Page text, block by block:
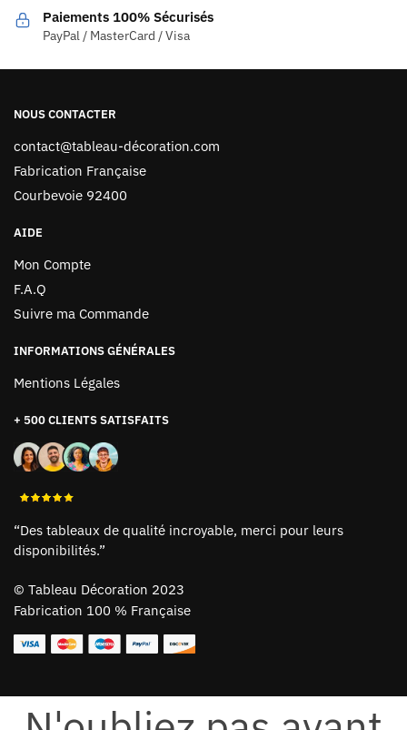
Paiements 100% Sécurisés
PayPal / MasterCard / Visa
NOUS CONTACTER
contact@tableau-décoration.com
Fabrication Française
Courbevoie 92400
AIDE
Mon Compte
F.A.Q
Suivre ma Commande
INFORMATIONS GÉNÉRALES
Mentions Légales
+ 500 CLIENTS SATISFAITS
“Des tableaux de qualité incroyable, merci pour leurs
disponibilités.”
© Tableau Décoration 2023
Fabrication 100 % Française